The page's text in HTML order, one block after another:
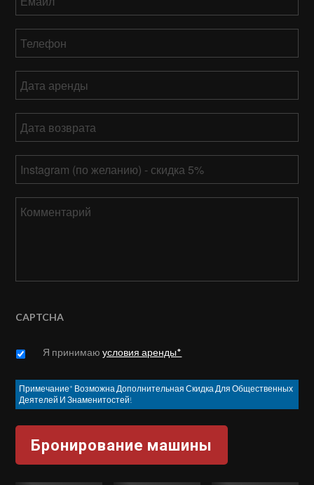
аренды
слеш
ДД
слеш
ГГГГ
возврата *
слеш
слеш
ГГГГ
Instagram
CAPTCHA
Untitled *
Я принимаюусловия аренды*
Примечание* Возможна Дополнительная Скидка Для Общественных
Деятелей И Знаменитостей!